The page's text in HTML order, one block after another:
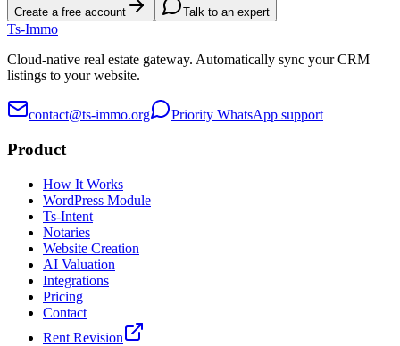
Create a free account Talk to an expert
Ts-Immo
Cloud-native real estate gateway. Automatically sync your CRM
listings to your website.
contact@ts-immo.org Priority WhatsApp support
Product
How It Works
WordPress Module
Ts-Intent
Notaries
Website Creation
AI Valuation
Integrations
Pricing
Contact
Rent Revision